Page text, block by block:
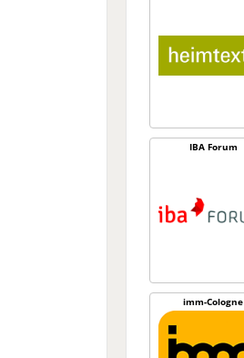
IBA Forum
imm-Cologne